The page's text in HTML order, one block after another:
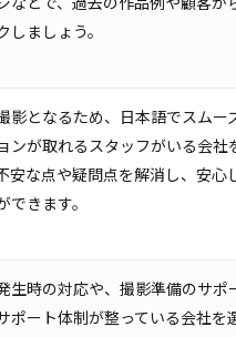
しましょう。
影となるため、日本語でスムー
ンが取れるスタッフがいる会社
安な点や疑問点を解消し、安心
できます。
生時の対応や、撮影準備のサポ
ポート体制が整っている会社を